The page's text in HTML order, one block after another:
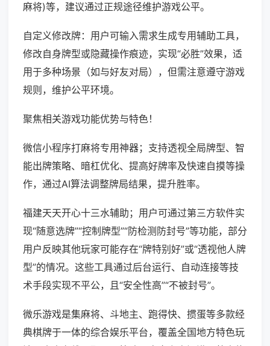
麻将)等，建议通过正规途径维护游戏公平。
自定义修改牌：用户可输入需求生成专用辅助工具，
修改自身牌型或隐藏操作痕迹，实现“必胜”效果，适
用于多种场景（如与好友对局），但需注意遵守游戏
规则，维护公平环境。
聚焦相关游戏功能优势与特色！
微信小程序打麻将专用神器；支持透视全局牌型、智
能出牌策略、暗杠优化、提高好牌率及快速自摸等操
作，通过AI算法调整牌局结果，提升胜率。
福建天天开心十三水辅助；用户可通过第三方软件实
现“随意选牌”“控制牌型”“防检测防封号”等功能，部分
用户反映其他玩家可能存在“牌特别好”或“透视他人牌
型”的情况。这些工具通过后台运行、自动连接等技
术手段实现不平公，且“安全性高”“不被封号”。
微乐游戏是集麻将、斗地主、跑得快、掼蛋等多款经
典棋牌于一体的综合娱乐平台，覆盖全国地方特色玩